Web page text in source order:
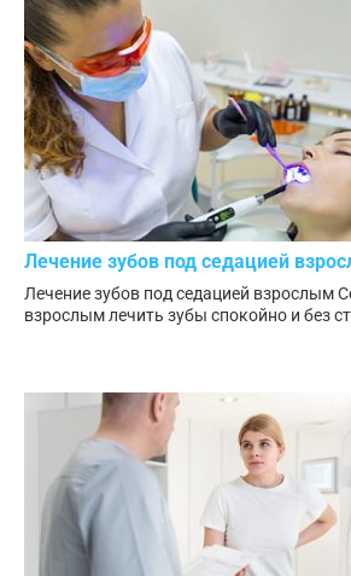
Лечение зубов под седацией
Лечение зубов под седацией взрослым
взрослым лечить зубы спокойно и без